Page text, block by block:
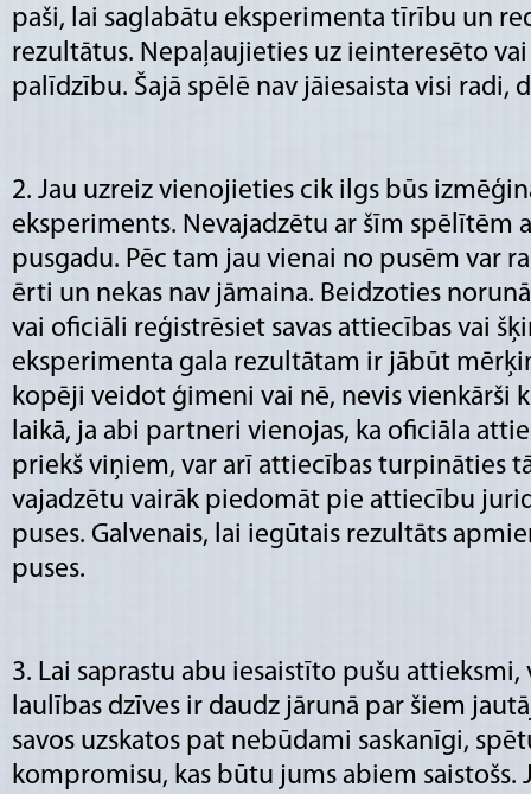
paši, lai saglabātu eksperimenta tīrību un
rezultātus. Nepaļaujieties uz ieinteresēto
palīdzību. Šajā spēlē nav jāiesaista visi radi,
2. Jau uzreiz vienojieties cik ilgs būs
eksperiments. Nevajadzētu ar šīm spēlītēm
pusgadu. Pēc tam jau vienai no pusēm var
ērti un nekas nav jāmaina. Beidzoties
vai oficiāli reģistrēsiet savas attiecības vai
eksperimenta gala rezultātam ir jābūt
kopēji veidot ģimeni vai nē, nevis vienkārši
laikā, ja abi partneri vienojas, ka oficiāla
priekš viņiem, var arī attiecības turpināties
vajadzētu vairāk piedomāt pie attiecību
puses. Galvenais, lai iegūtais rezultāts
puses.
3. Lai saprastu abu iesaistīto pušu attieksmi,
laulības dzīves ir daudz jārunā par šiem
savos uzskatos pat nebūdami saskanīgi,
kompromisu, kas būtu jums abiem saistošs.